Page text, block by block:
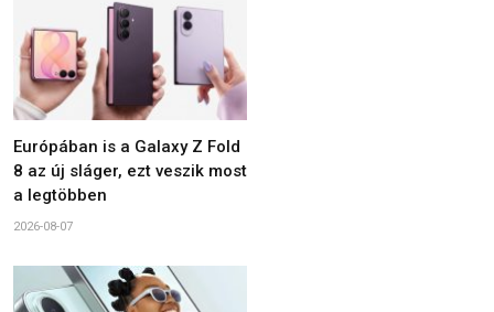
Európában is a Galaxy Z Fold
8 az új sláger, ezt veszik most
a legtöbben
2026-08-07